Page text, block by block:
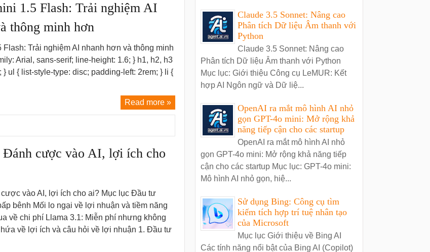
1.5 Flash: Trải nghiệm AI
thông minh hơn
Flash: Trải nghiệm AI nhanh hơn và thông minh
Arial, sans-serif; line-height: 1.6; } h1, h2, h3
} ul { list-style-type: disc; padding-left: 2rem; } li {
Read more »
Đánh cược vào AI, lợi ích cho
vào AI, lợi ích cho ai? Mục lục Đầu tư
bênh Mối lo ngại về lợi nhuận và tiềm năng
về chi phí Llama 3.1: Miễn phí nhưng không
về lợi ích và câu hỏi về lợi nhuận 1. Đầu tư
Claude 3.5 Sonnet: Nâng cao
Phân tích Dữ liệu Âm thanh với
Python
Claude 3.5 Sonnet: Nâng cao
Phân tích Dữ liệu Âm thanh với Python
Mục lục: Giới thiệu Công cụ LeMUR: Kết
hợp AI Ngôn ngữ và Dữ liệ...
OpenAI ra mắt mô hình AI nhỏ
gọn GPT-4o mini: Mở rộng khả
năng tiếp cận cho các startup
OpenAI ra mắt mô hình AI nhỏ
gọn GPT-4o mini: Mở rộng khả năng tiếp
cận cho các startup Mục lục: GPT-4o mini:
Mô hình AI nhỏ gọn, hiệ...
Sử dụng Bing: Công cụ tìm
kiếm tích hợp trí tuệ nhân tạo
của Microsoft
Mục lục Giới thiệu về Bing AI
Các tính năng nổi bật của Bing AI (Copilot)